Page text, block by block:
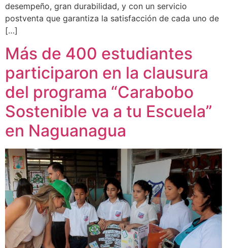
desempeño, gran durabilidad, y con un servicio
postventa que garantiza la satisfacción de cada uno de
[…]
Más de 400 estudiantes
participaron en la clausura
del programa “Carabobo
Sostenible va a tu Escuela”
en Naguanagua